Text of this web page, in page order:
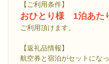
【ご利用条件】
おひとり様 1泊あた
ご利用頂けます。
【返礼品情報】
航空券と宿泊がセットにな